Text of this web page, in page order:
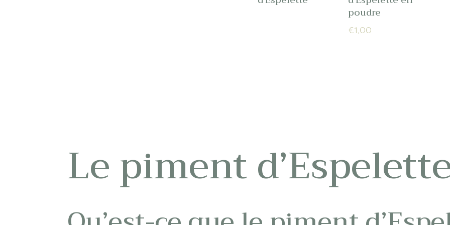
poudre
€1,00
Le piment